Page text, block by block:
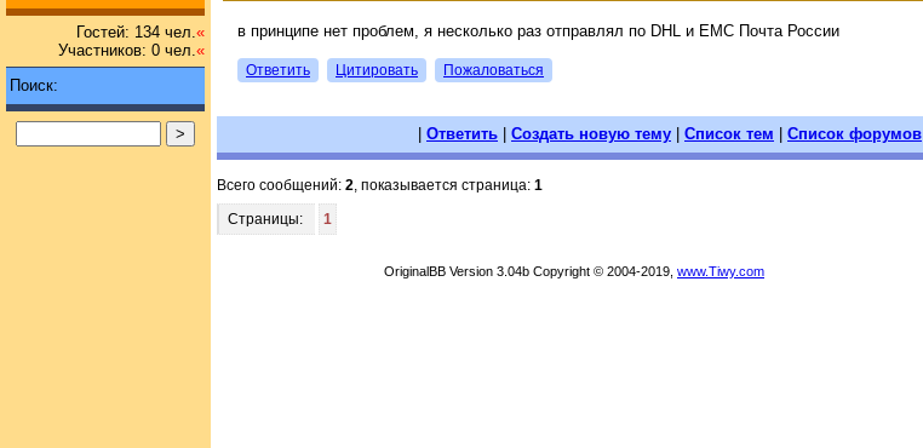
Гостей: 134 чел.«
Участников: 0 чел.«
Поиск:
в принципе нет проблем, я несколько раз отправлял по DHL и ЕМС Почта России
Ответить Цитировать Пожаловаться
Ответить Создать новую тему Список тем Список форумов
Всего сообщений: 2, показывается страница: 1
Страницы:
1
OriginalBB Version 3.04b Copyright © 2004-2019, www.Tiwy.com